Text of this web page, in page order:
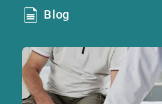
Blog